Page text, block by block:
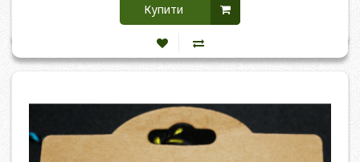
Купити